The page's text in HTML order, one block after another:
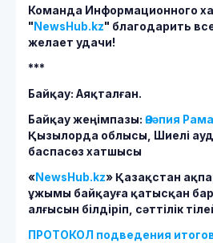
Команда Информационного
" NewsHub.kz" благодарить
желает удачи!
***
Байқау: Аяқталған.
Байқау жеңімпазы: Әнәпия
Қызылорда облысы, Шиелі
баспасөз хатшысы
«NewsHub.kz» Қазақстан
ұжымы байқауға қатысқан
алғысын білдіріп, сәттілік
ПРОТОКОЛ подведения